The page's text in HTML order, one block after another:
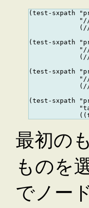
(test-sxpath
(test-sxpath
(test-sxpath
(test-sxpath
最初の
ものを
でノー